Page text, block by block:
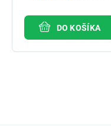
DO KOŠÍKA